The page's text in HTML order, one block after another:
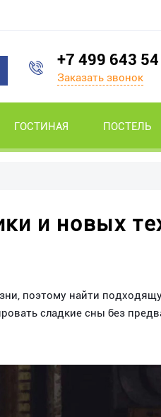
+7 499 643
Заказать звонок
ГОСТИНАЯ ПОСТЕЛЬ
и новых
поэтому найти
сладкие сны без